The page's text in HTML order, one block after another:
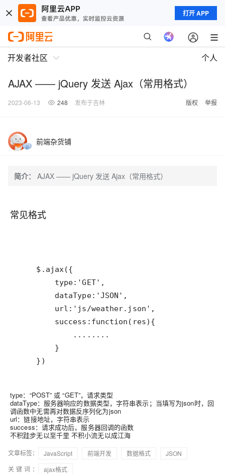
打开 APP
开发者社区 个人
AJAX —— jQuery 发送 Ajax（常用格式）
2023-06-13 248 发布于吉林 版权 举报
前端杂货铺
简介： AJAX —— jQuery 发送 Ajax（常用格式）
常见格式
type：“POST” 或 “GET”，请求类型
dataType：服务器响应的数据类型，字符串表示；当填写为json时，回
调函数中无需再对数据反序列化为json
url：链接地址，字符串表示
success：请求成功后，服务器回调的函数
不积跬步无以至千里 不积小流无以成江海
文章标签： JavaScript 前端开发 数据格式
JSON
关键词：
ajax格式